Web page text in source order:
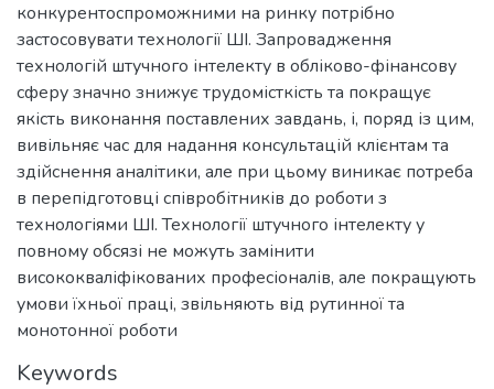
конкурентоспроможними на ринку потрібно
застосовувати технології ШІ. Запровадження
технологій штучного інтелекту в обліково-фінансову
сферу значно знижує трудомісткість та покращує
якість виконання поставлених завдань, і, поряд із цим,
вивільняє час для надання консультацій клієнтам та
здійснення аналітики, але при цьому виникає потреба
в перепідготовці співробітників до роботи з
технологіями ШІ. Технології штучного інтелекту у
повному обсязі не можуть замінити
висококваліфікованих професіоналів, але покращують
умови їхньої праці, звільняють від рутинної та
монотонної роботи
Keywords